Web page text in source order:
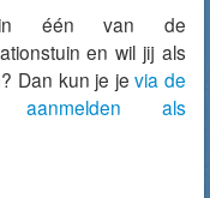
één van de
en wil jij als
Dan kun je jevia de
aanmelden als